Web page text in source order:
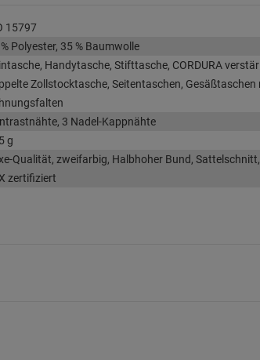
15797
Polyester, 35 % Baumwolle
Handytasche, Stifttasche, CORDURA
Zollstocktasche, Seitentaschen, Gesäßtaschen
3 Nadel-Kappnähte
g
Qualität, zweifarbig, Halbhoher Bund, Sattelschnitt,
zertifiziert